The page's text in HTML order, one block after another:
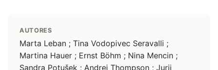
AUTORES
Marta Leban ; Tina Vodopivec Seravalli ;
Martina Hauer ; Ernst Böhm ; Nina Mencin ;
Sandra Potušek ; Andrej Thompson ; Jurij